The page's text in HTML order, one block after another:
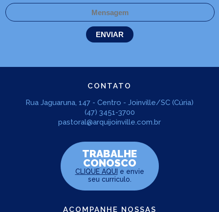
CONTATO
Rua Jaguaruna, 147 - Centro - Joinville/SC (Cúria)
(47) 3451-3700
pastoral@arquijoinville.com.br
TRABALHE
CONOSCO
CLIQUE AQUI e envie
seu curriculo.
ACOMPANHE NOSSAS